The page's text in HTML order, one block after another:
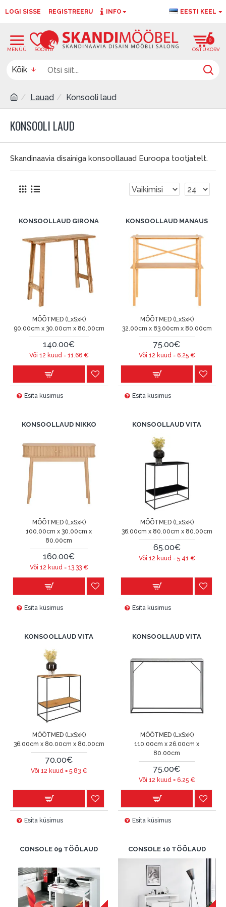
LOGI SISSE REGISTREERU INFO EESTI KEEL
0
Kõik
Lauad Konsooli laud
KONSOOLI LAUD
Skandinaavia disainiga konsoollauad Euroopa tootjatelt.
KONSOOLLAUD GIRONA
MÕÕTMED (LxSxK)
90.00cm x 30.00cm x 80.00cm
140.00€
Või 12 kuud = 11.66€
Esita küsimus
KONSOOLLAUD MANAUS
MÕÕTMED (LxSxK)
32.00cm x 83.00cm x 80.00cm
75.00€
Või 12 kuud = 6.25€
Esita küsimus
KONSOOLLAUD NIKKO
MÕÕTMED (LxSxK)
100.00cm x 30.00cm x
80.00cm
160.00€
Või 12 kuud = 13.33€
Esita küsimus
KONSOOLLAUD VITA
MÕÕTMED (LxSxK)
36.00cm x 80.00cm x 80.00cm
65.00€
Või 12 kuud = 5.41 €
Esita küsimus
KONSOOLLAUD VITA
MÕÕTMED (LxSxK)
36.00cm x 80.00cm x 80.00cm
70.00€
Või 12 kuud = 5.83€
Esita küsimus
KONSOOLLAUD VITA
MÕÕTMED (LxSxK)
110.00cm x 26.00cm x
80.00cm
75.00€
Või 12 kuud = 6.25€
Esita küsimus
CONSOLE 09 TÖÖLAUD CONSOLE 10 TÖÖLAUD